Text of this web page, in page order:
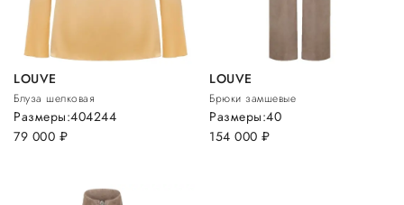
LOUVE
Блуза шелковая
79 000 руб.
Размеры:404244
LOUVE
Брюки замшевые
154 000руб.
Размеры:40